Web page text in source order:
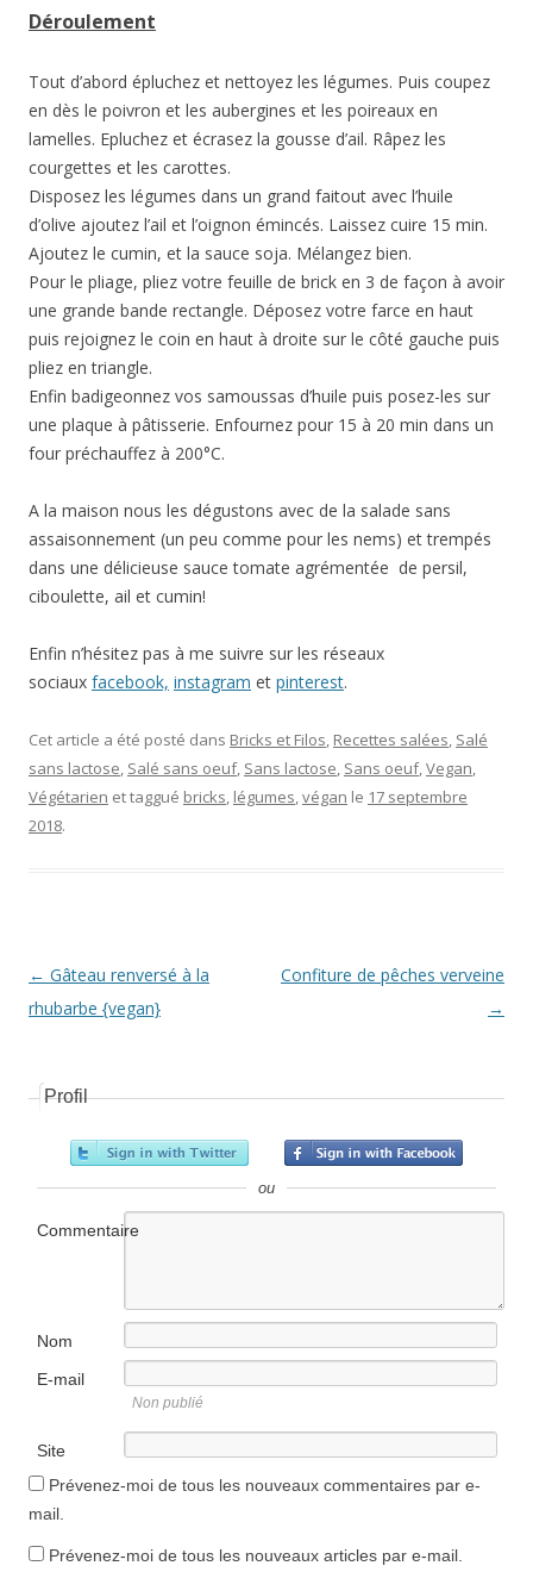
Déroulement
Tout d’abord épluchez et nettoyez les légumes. Puis coupez
en dès le poivron et les aubergines et les poireaux en
lamelles. Epluchez et écrasez la gousse d’ail. Râpez les
courgettes et les carottes.
Disposez les légumes dans un grand faitout avec l’huile
d’olive ajoutez l’ail et l’oignon émincés. Laissez cuire 15 min.
Ajoutez le cumin, et la sauce soja. Mélangez bien.
Pour le pliage, pliez votre feuille de brick en 3 de façon à avoir
une grande bande rectangle. Déposez votre farce en haut
puis rejoignez le coin en haut à droite sur le côté gauche puis
pliez en triangle.
Enfin badigeonnez vos samoussas d’huile puis posez-les sur
une plaque à pâtisserie. Enfournez pour 15 à 20 min dans un
four préchauffez à 200°C.
A la maison nous les dégustons avec de la salade sans
assaisonnement (un peu comme pour les nems) et trempés
dans une délicieuse sauce tomate agrémentée de persil,
ciboulette, ail et cumin!
Enfin n’hésitez pas à me suivre sur les réseaux
sociaux facebook, instagram et pinterest.
Cet article a été posté dans Bricks et Filos, Recettes salées, Salé
sans lactose, Salé sans oeuf, Sans lactose, Sans oeuf,Vegan,
Végétarien et taggué bricks, légumes,végan le 17 septembre
2018.
Navigation Article
← Gâteau renversé à la
rhubarbe {vegan}
Confiture de pêches verveine
→
Profil
ou
Commentaire
Nom
E-mail
Non publié
Site
internet
Prévenez-moi de tous les nouveaux commentaires par e-
mail.
Prévenez-moi de tous les nouveaux articles par e-mail.